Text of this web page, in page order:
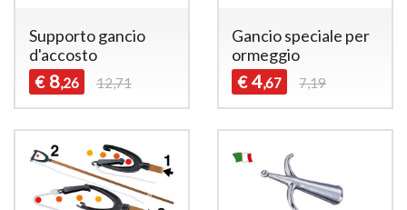
Supporto gancio
d'accosto
€ 8,26 12,71
Gancio speciale per
ormeggio
€ 4,67 7,19